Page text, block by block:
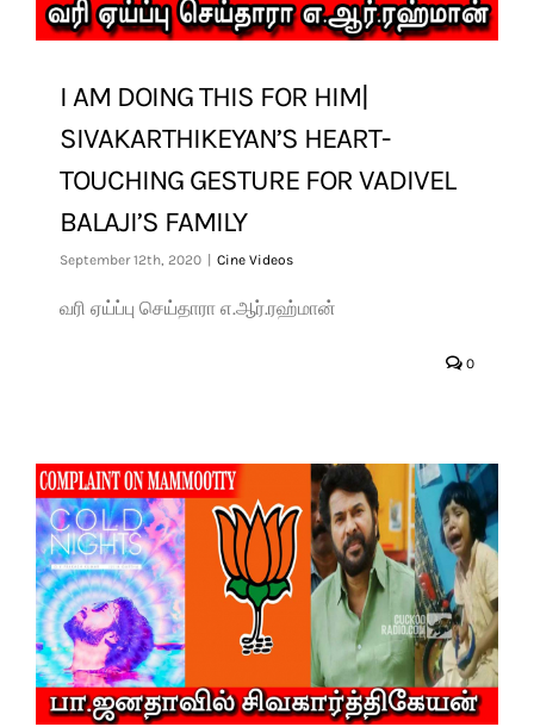
I AM DOING THIS FOR HIM|
SIVAKARTHIKEYAN’S HEART-
TOUCHING GESTURE FOR VADIVEL
BALAJI’S FAMILY
September 12th, 2020 Cine Videos
வரி ஏய்ப்பு செய்தாரா எ.ஆர்.ரஹ்மான்
0